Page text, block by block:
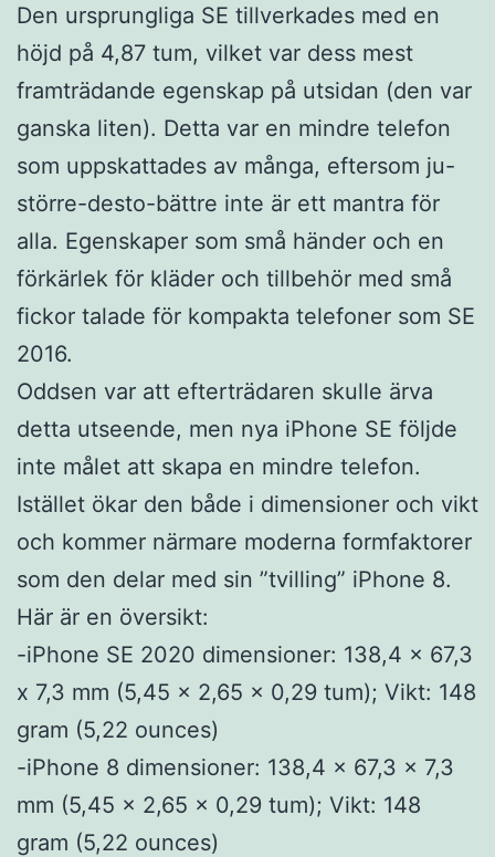
Den ursprungliga SE tillverkades med en
höjd på 4,87 tum, vilket var dess mest
framträdande egenskap på utsidan (den var
ganska liten). Detta var en mindre telefon
som uppskattades av många, eftersom ju-
större-desto-bättre inte är ett mantra för
alla. Egenskaper som små händer och en
förkärlek för kläder och tillbehör med små
fickor talade för kompakta telefoner som SE
2016.
Oddsen var att efterträdaren skulle ärva
detta utseende, men nya iPhone SE följde
inte målet att skapa en mindre telefon.
Istället ökar den både i dimensioner och vikt
och kommer närmare moderna formfaktorer
som den delar med sin ”tvilling” iPhone 8.
Här är en översikt:
-iPhone SE 2020 dimensioner: 138,4 x 67,3
x 7,3 mm (5,45 x 2,65 x 0,29 tum); Vikt: 148
gram (5,22 ounces)
-iPhone 8 dimensioner: 138,4 x 67,3 x 7,3
mm (5,45 x 2,65 x 0,29 tum); Vikt: 148
gram (5,22 ounces)